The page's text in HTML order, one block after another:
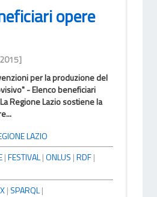
opere
per la produzione del
- Elenco beneficiari
Regione Lazio sostiene la
LAZIO
|FESTIVAL|ONLUS |RDF|
| SPARQL|